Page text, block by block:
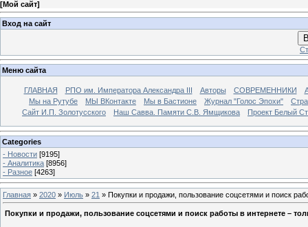
[Мой сайт]
Вход на сайт
Меню сайта
ГЛАВНАЯ РПО им. Императора Александра III Авторы СОВРЕМЕННИКИ
Мы на Рутубе
МЫ ВКонтакте Мы в Бастионе Журнал "Голос Эпохи"
Сайт И.П. Золотусского
Наш Савва. Памяти С.В. Ямщикова Проект Белый
Categories
- Новости [9195]
- Аналитика [8956]
- Разное [4263]
Главная » 2020 » Июль » 21 » Покупки и продажи, пользование соцсетями и поиск
Покупки и продажи, пользование соцсетями и поиск работы в интернете –